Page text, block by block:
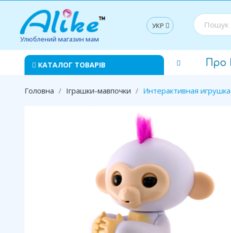
Улюблений магазин мам
УКР
КАТАЛОГ ТОВАРІВ Про
Головна Іграшки-мавпочки Интерактивная